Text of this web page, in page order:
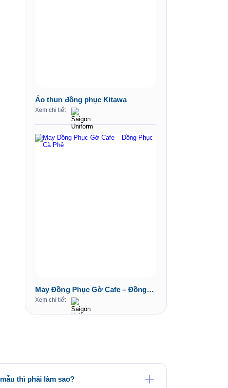
Áo thun đồng phục Kitawa
Xem chi tiết
May Đồng Phục Gờ Cafe – Đồng
Phục Cà Phê
Xem chi tiết
thì phải làm sao?